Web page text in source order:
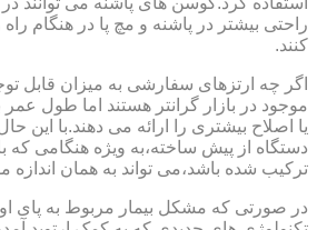
راحتی بیشتر در پاشنه و مچ پا در هنگام
کنند.
اگر چه ارتزهای سفارشی به میزان قابل
موجود در بازار گرانتر هستند اما طول عمر
یا اصلاح بیشتری را ارائه می دهند.با این
دستگاه از پیش ساخته،به ویژه هنگامی که
ترکیب شده باشد،می تواند به همان اندازه
در صورتی که مشکل بیمار مربوط به پای او